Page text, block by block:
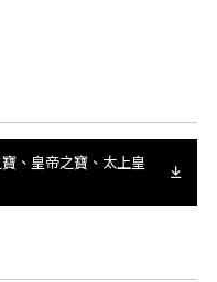
、皇帝之寶、太上皇